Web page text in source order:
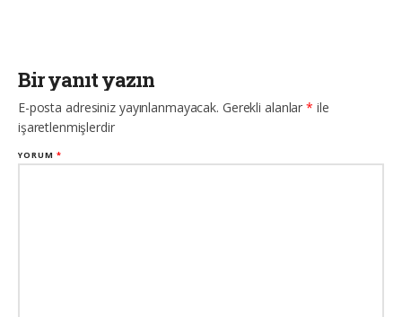
Bir yanıt yazın
E-posta adresiniz yayınlanmayacak. Gerekli alanlar* ile
işaretlenmişlerdir
YORUM*